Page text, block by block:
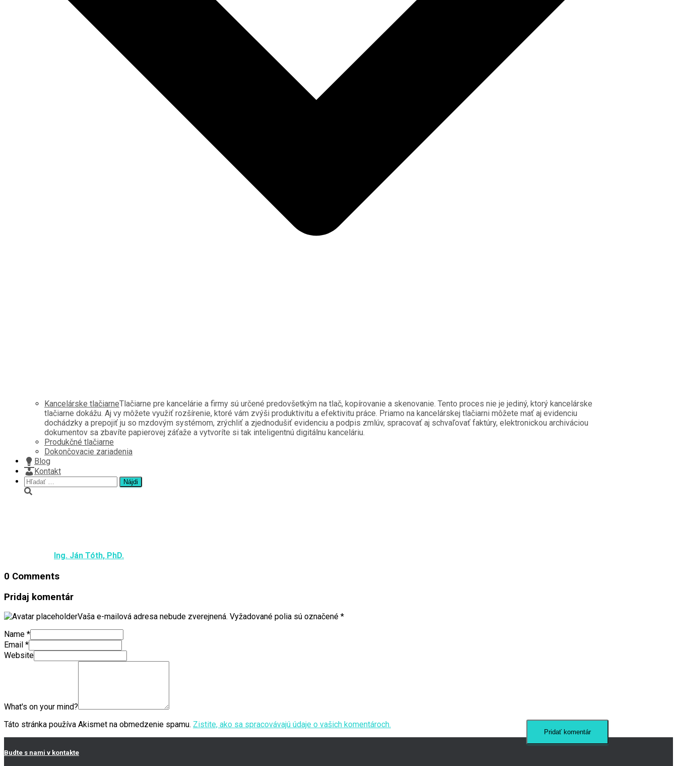
Kancelárske tlačiarneTlačiarne pre kancelárie a firmy sú určené predovšetkým na tlač, kopírovanie a skenovanie. Tento proces nie je jediný, ktorý kancelárske
tlačiarne dokážu. Aj vy môžete využiť rozšírenie, ktoré vám zvýši produktivitu a efektivitu práce. Priamo na kancelárskej tlačiarni môžete mať aj evidenciu
dochádzky a prepojiť ju so mzdovým systémom, zrýchliť a zjednodušiť evidenciu a podpis zmlúv, spracovať aj schvaľovať faktúry, elektronickou archiváciou
dokumentov sa zbavíte papierovej záťaže a vytvoríte si tak inteligentnú digitálnu kanceláriu.
Produkčné tlačiarne
Dokončovacie zariadenia
Blog
Kontakt
Hľadať:
Ing. Ján Tóth, PhD.
0 Comments
Pridaj komentár
Vaša e-mailová adresa nebude zverejnená. Vyžadované polia sú označené *
Name *
Email *
Website
What's on your mind?
Táto stránka používa Akismet na obmedzenie spamu. Zistite, ako sa spracovávajú údaje o vašich komentároch.
Budte s nami v kontakte